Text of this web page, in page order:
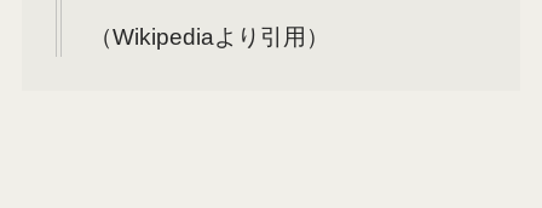
（Wikipediaより引用）